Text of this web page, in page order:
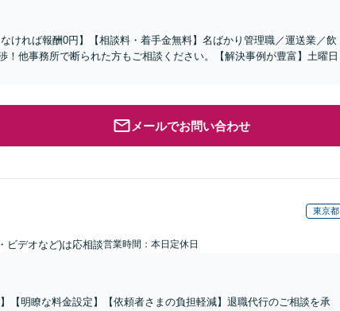
ければ報酬0円】【相談料・着手金無料】名ばかり管理職／運送業／飲
他事務所で断られた方もご相談ください。【解決事例が豊富】土曜日
メールでお問い合わせ
東京都
ビデオなど)は応相談営業時間：本日定休日
【明瞭な料金設定】【依頼者さまの負担軽減】退職代行のご相談を承